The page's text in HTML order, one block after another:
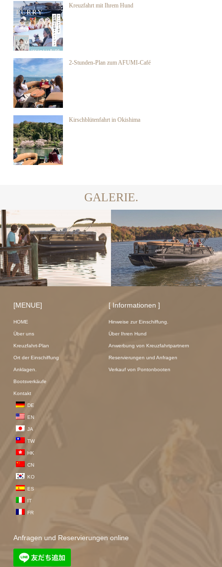
Kreuzfahrt mit Ihrem Hund
2-Stunden-Plan zum AFUMI-Café
Kirschblütenfahrt in Okishima
GALERIE.
[MENUE]
HOME
Über uns
Kreuzfahrt-Plan
Ort der Einschiffung
Anklagen.
Bootsverkäufe
Kontakt
DE
EN
JA
TW
HK
CN
KO
ES
IT
FR
[ Informationen ]
Hinweise zur Einschiffung.
Über Ihren Hund
Anwerbung von Kreuzfahrtpartnern
Reservierungen und Anfragen
Verkauf von Pontonbooten
Anfragen und Reservierungen online